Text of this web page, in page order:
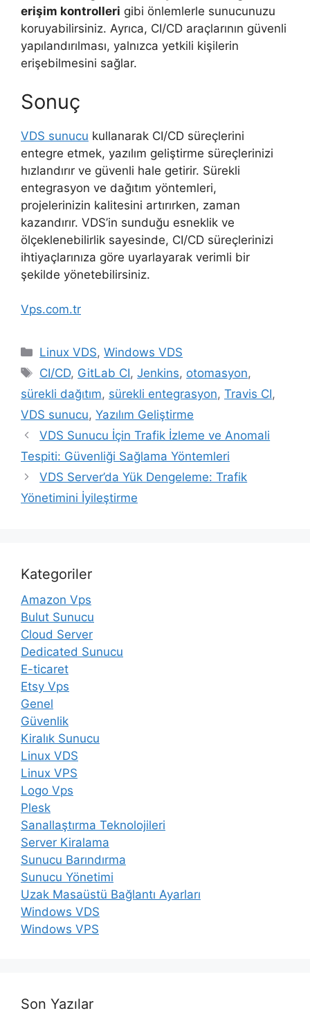
erişim kontrolleri gibi önlemlerle sunucunuzu
koruyabilirsiniz. Ayrıca, CI/CD araçlarının güvenli
yapılandırılması, yalnızca yetkili kişilerin
erişebilmesini sağlar.
Sonuç
VDS sunucu kullanarak CI/CD süreçlerini
entegre etmek, yazılım geliştirme süreçlerinizi
hızlandırır ve güvenli hale getirir. Sürekli
entegrasyon ve dağıtım yöntemleri,
projelerinizin kalitesini artırırken, zaman
kazandırır. VDS’in sunduğu esneklik ve
ölçeklenebilirlik sayesinde, CI/CD süreçlerinizi
ihtiyaçlarınıza göre uyarlayarak verimli bir
şekilde yönetebilirsiniz.
Vps.com.tr
Kategoriler
Linux VDS,Windows VDS
Etiketler
CI/CD, GitLab CI,Jenkins, otomasyon,
sürekli dağıtım, sürekli entegrasyon, Travis CI,
VDS sunucu, Yazılım Geliştirme
VDS Sunucu İçin Trafik İzleme ve Anomali
Tespiti: Güvenliği Sağlama Yöntemleri
VDS Server’da Yük Dengeleme: Trafik
Yönetimini İyileştirme
Kategoriler
Amazon Vps
Bulut Sunucu
Cloud Server
Dedicated Sunucu
E-ticaret
Etsy Vps
Genel
Güvenlik
Kiralık Sunucu
Linux VDS
Linux VPS
Logo Vps
Plesk
Sanallaştırma Teknolojileri
Server Kiralama
Sunucu Barındırma
Sunucu Yönetimi
Uzak Masaüstü Bağlantı Ayarları
Windows VDS
Windows VPS
Son Yazılar